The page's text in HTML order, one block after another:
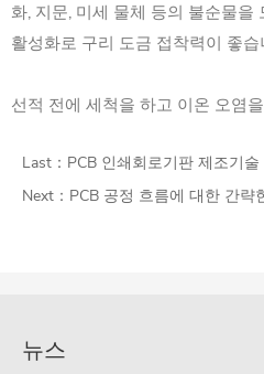
화, 지문, 미세 물체 등의 불순물을
활성화로 구리 도금 접착력이 좋습
선적 전에 세척을 하고 이온 오염
Last： PCB 인쇄회로기판 제조기술
Next： PCB 공정 흐름에 대한 간략
뉴스